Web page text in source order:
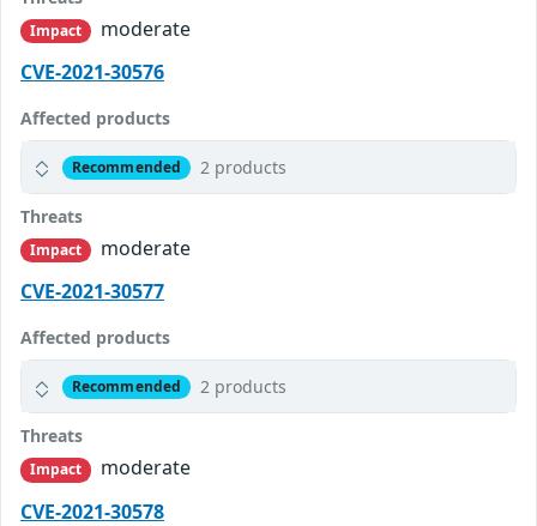
Impact
moderate
CVE-2021-30576
Affected products
Recommended 2 products
Threats
Impact
moderate
CVE-2021-30577
Affected products
Recommended 2 products
Threats
Impact
moderate
CVE-2021-30578